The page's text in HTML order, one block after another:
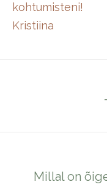
kohtumisteni!
Kristiina
Millal on